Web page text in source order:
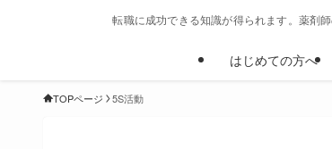
転職に成功できる知識が得られます。薬剤
はじめての方へ
TOPページ 5S活動